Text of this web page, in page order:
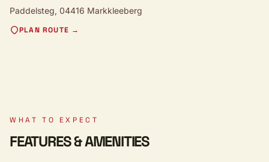
Paddelsteg, 04416 Markkleeberg
PLAN ROUTE →
WHAT TO EXPECT
FEATURES & AMENITIES